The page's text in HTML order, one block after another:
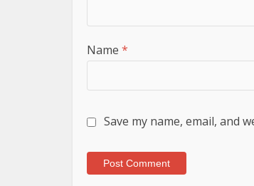
Name *
Save my name, email, and